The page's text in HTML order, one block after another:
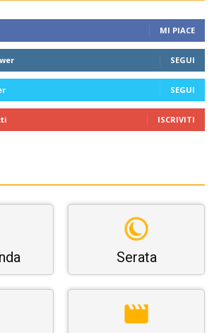
MI PIACE
SEGUI
SEGUI
ISCRIVITI
Serata